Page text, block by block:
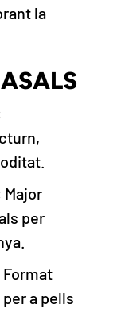
la
Major
per
Format
a pells